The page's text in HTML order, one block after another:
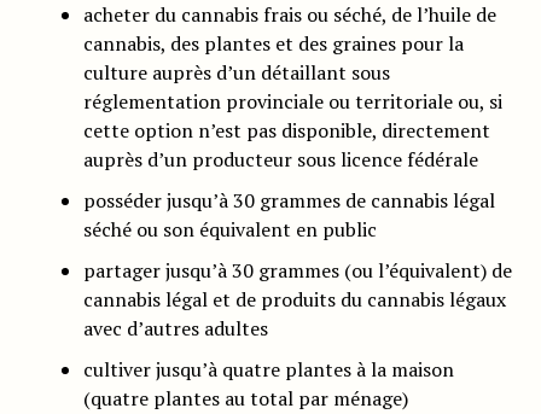
acheter du cannabis frais ou séché, de l’huile de
cannabis, des plantes et des graines pour la
culture auprès d’un détaillant sous
réglementation provinciale ou territoriale ou, si
cette option n’est pas disponible, directement
auprès d’un producteur sous licence fédérale
posséder jusqu’à 30 grammes de cannabis légal
séché ou son équivalent en public
partager jusqu’à 30 grammes (ou l’équivalent) de
cannabis légal et de produits du cannabis légaux
avec d’autres adultes
cultiver jusqu’à quatre plantes à la maison
(quatre plantes au total par ménage)